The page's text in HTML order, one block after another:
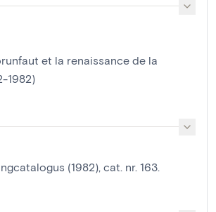
et la renaissance de la
1982)
(1982), cat. nr. 163.